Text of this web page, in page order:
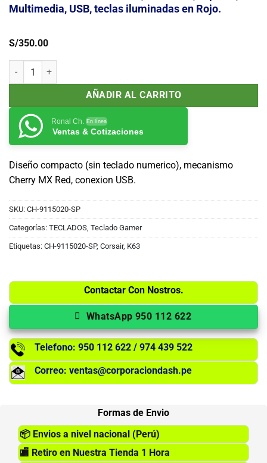
Multimedia, USB, teclas iluminadas en Rojo.
S/350.00
Teclado Gamer Corsair K63, mecánico, Español, Multimedia, USB,
AÑADIR AL CARRITO
Ronal Ch. En línea
Ventas & Cotizaciones
Diseño compacto (sin teclado numerico), mecanismo
Cherry MX Red, conexion USB.
SKU: CH-9115020-SP
Categorías: TECLADOS, Teclado Gamer
Etiquetas: CH-9115020-SP, Corsair, K63
Contactar Con Nostros.
WhatsApp 950 112 622
Telefono: 950 112 622 / 974 439 522
Correo: ventas@corporaciondash.pe
Formas de Envio
📦 Envios a nivel nacional (Perú)
🏬 Retiro en Nuestra Tienda 1 Hora